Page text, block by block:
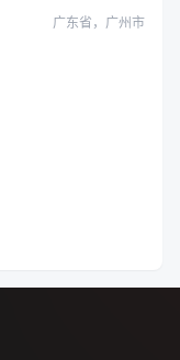
广东省，广州市